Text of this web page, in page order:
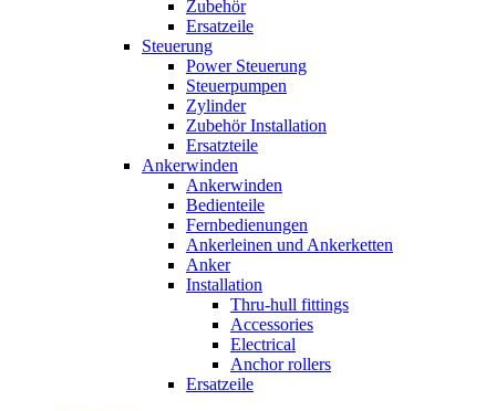
Zubehör
Ersatzeile
Steuerung
Power Steuerung
Steuerpumpen
Zylinder
Zubehör Installation
Ersatzteile
Ankerwinden
Ankerwinden
Bedienteile
Fernbedienungen
Ankerleinen und Ankerketten
Anker
Installation
Thru-hull fittings
Accessories
Electrical
Anchor rollers
Ersatzeile